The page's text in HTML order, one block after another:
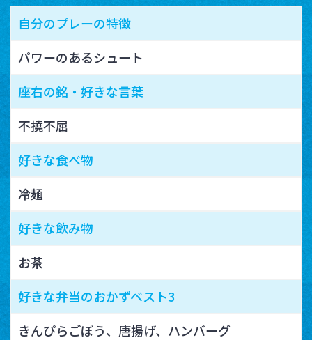
自分のプレーの特徴
パワーのあるシュート
座右の銘・好きな言葉
不撓不屈
好きな食べ物
冷麺
好きな飲み物
お茶
好きな弁当のおかずベスト3
きんぴらごぼう、唐揚げ、ハンバーグ